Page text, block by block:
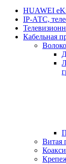
HUAWEI
IP-АТС,
Кабельная
Витая